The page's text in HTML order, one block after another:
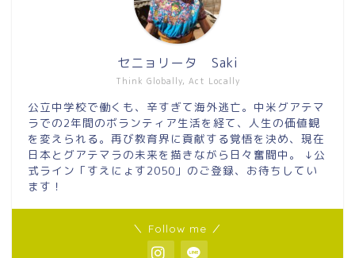
Think Globally, Act Locally
セニョリータ Saki
公立中学校で働くも、辛すぎて海外逃亡。中米グアテマ
ラでの2年間のボランティア生活を経て、人生の価値観
を変えられる。再び教育界に貢献する覚悟を決め、現在
日本とグアテマラの未来を描きながら日々奮闘中。 ↓公
式ライン「すえにょす2050」のご登録、お待ちしてい
ます！
＼ Follow me ／